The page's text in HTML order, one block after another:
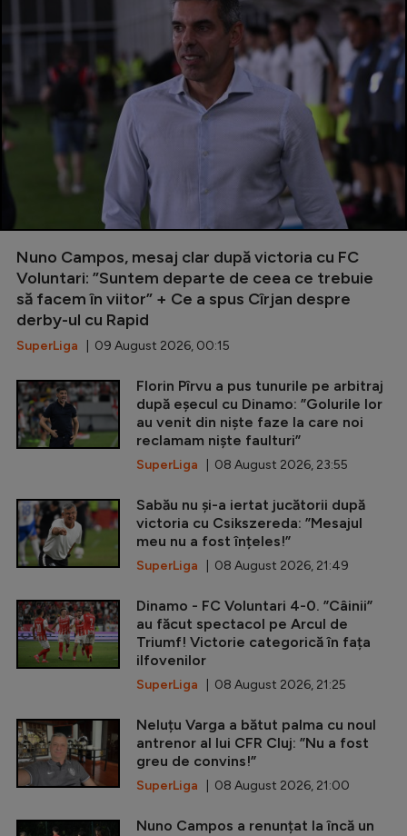
Nuno Campos, mesaj clar după victoria cu FC
Voluntari: ”Suntem departe de ceea ce trebuie
să facem în viitor” + Ce a spus Cîrjan despre
derby-ul cu Rapid
SuperLiga | 09 August 2026, 00:15
Florin Pîrvu a pus tunurile pe arbitraj
după eșecul cu Dinamo: ”Golurile lor
au venit din niște faze la care noi
reclamam niște faulturi”
SuperLiga | 08 August 2026, 23:55
Sabău nu și-a iertat jucătorii după
victoria cu Csikszereda: ”Mesajul
meu nu a fost înțeles!”
SuperLiga | 08 August 2026, 21:49
Dinamo - FC Voluntari 4-0. ”Câinii”
au făcut spectacol pe Arcul de
Triumf! Victorie categorică în fața
ilfovenilor
SuperLiga | 08 August 2026, 21:25
Neluțu Varga a bătut palma cu noul
antrenor al lui CFR Cluj: ”Nu a fost
greu de convins!”
SuperLiga | 08 August 2026, 21:00
Nuno Campos a renunțat la încă un